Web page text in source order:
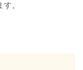
。